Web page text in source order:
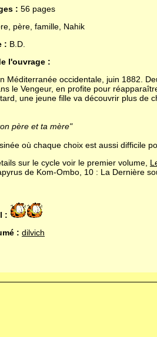
: 56 pages
père, famille, Nahik
: B.D.
l'ouvrage :
Méditerranée occidentale, juin 1882.
le Vengeur, en profite pour
une jeune fille va découvrir plus de
père et ta mère"
où chaque choix est aussi difficile
sur le cycle voir le premier volume,
de Kom-Ombo, 10 : La Dernière
:
: dilvich